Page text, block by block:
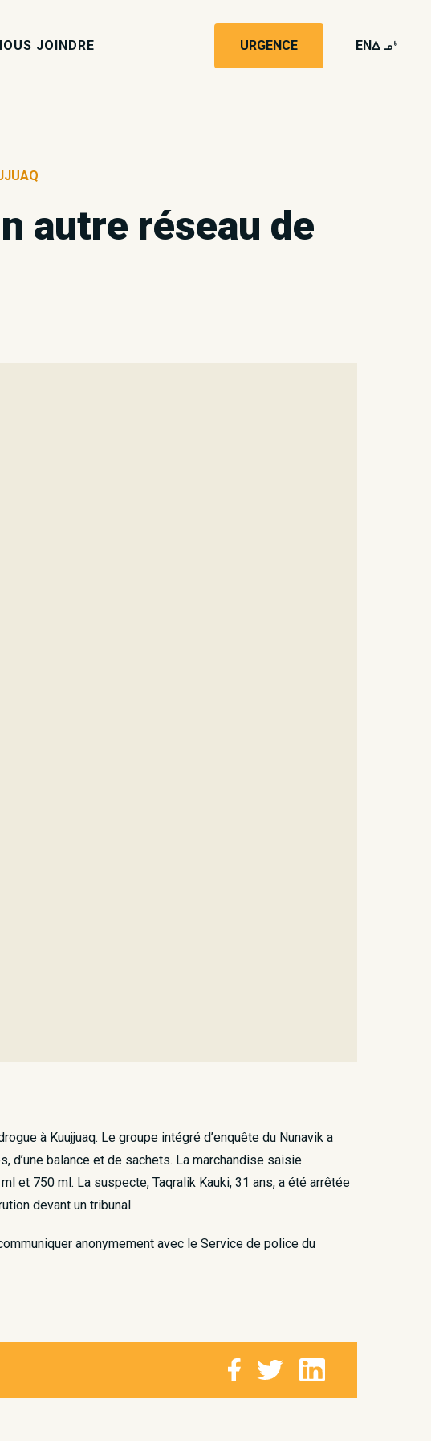
JOINDRE URGENCE ENwk4
autre réseau de
à Kuujjuaq. Le groupe intégré d’enquête du Nunavik a
d’une balance et de sachets. La marchandise saisie
et 750 ml. La suspecte, Taqralik Kauki, 31 ans, a été arrêtée
devant un tribunal.
anonymement avec le Service de police du